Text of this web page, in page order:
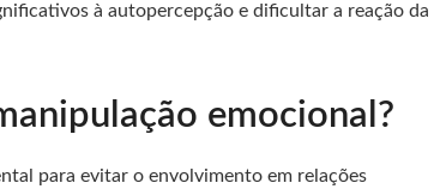
à autopercepção e dificultar a reação da
emocional?
para evitar o envolvimento em relações